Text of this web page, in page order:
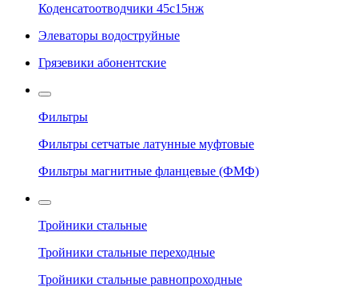
Коденсатоотводчики 45с15нж
Элеваторы водоструйные
Грязевики абонентские
Фильтры
Фильтры сетчатые латунные муфтовые
Фильтры магнитные фланцевые (ФМФ)
Тройники стальные
Тройники стальные переходные
Тройники стальные равнопроходные